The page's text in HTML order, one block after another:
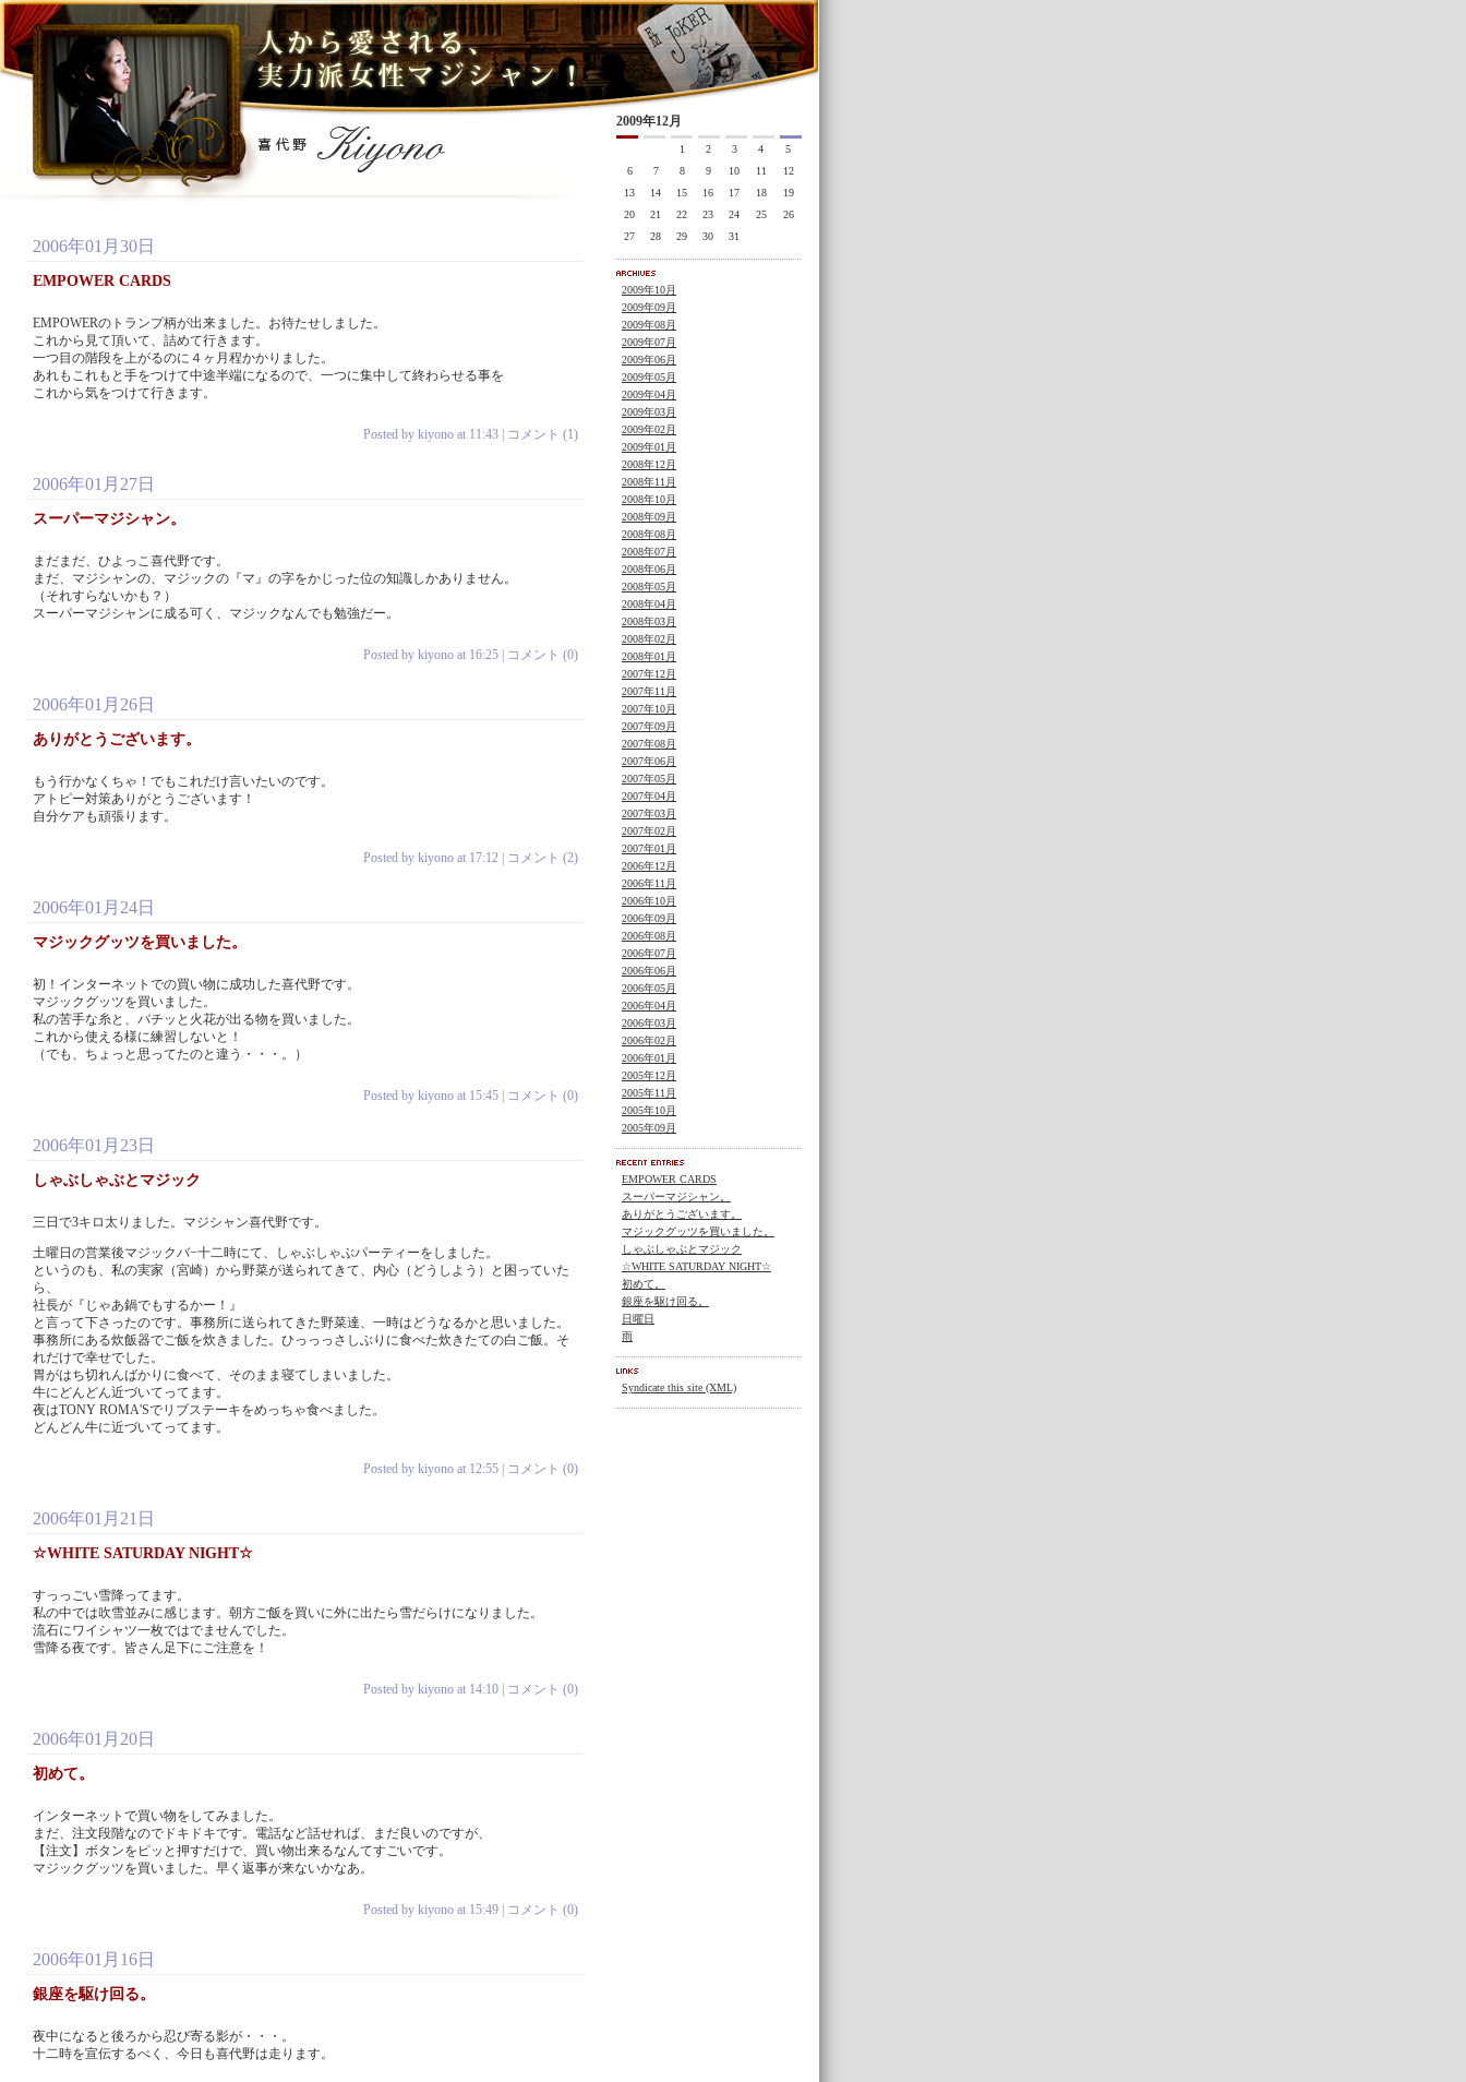
2006年01月30日
EMPOWER CARDS
EMPOWERのトランプ柄が出来ました。お待たせしました。
これから見て頂いて、詰めて行きます。
一つ目の階段を上がるのに４ヶ月程かかりました。
あれもこれもと手をつけて中途半端になるので、一つに集中して終わらせる事を
これから気をつけて行きます。
Posted by kiyono at 11:43 | コメント (1)
2006年01月27日
スーパーマジシャン。
まだまだ、ひよっこ喜代野です。
まだ、マジシャンの、マジックの『マ』の字をかじった位の知識しかありません。
（それすらないかも？）
スーパーマジシャンに成る可く、マジックなんでも勉強だー。
Posted by kiyono at 16:25 | コメント (0)
2006年01月26日
ありがとうございます。
もう行かなくちゃ！でもこれだけ言いたいのです。
アトピー対策ありがとうございます！
自分ケアも頑張ります。
Posted by kiyono at 17:12 | コメント (2)
2006年01月24日
マジックグッツを買いました。
初！インターネットでの買い物に成功した喜代野です。
マジックグッツを買いました。
私の苦手な糸と、バチッと火花が出る物を買いました。
これから使える様に練習しないと！
（でも、ちょっと思ってたのと違う・・・。）
Posted by kiyono at 15:45 | コメント (0)
2006年01月23日
しゃぶしゃぶとマジック
三日で3キロ太りました。マジシャン喜代野です。
土曜日の営業後マジックバ−十二時にて、しゃぶしゃぶパーティーをしました。
というのも、私の実家（宮崎）から野菜が送られてきて、内心（どうしよう）と困っていた
ら、
社長が『じゃあ鍋でもするかー！』
と言って下さったのです。事務所に送られてきた野菜達、一時はどうなるかと思いました。
事務所にある炊飯器でご飯を炊きました。ひっっっさしぶりに食べた炊きたての白ご飯。そ
れだけで幸せでした。
胃がはち切れんばかりに食べて、そのまま寝てしまいました。
牛にどんどん近づいてってます。
夜はTONY ROMA'Sでリブステーキをめっちゃ食べました。
どんどん牛に近づいてってます。
Posted by kiyono at 12:55 | コメント (0)
2006年01月21日
☆WHITE SATURDAY NIGHT☆
すっっごい雪降ってます。
私の中では吹雪並みに感じます。朝方ご飯を買いに外に出たら雪だらけになりました。
流石にワイシャツ一枚ではでませんでした。
雪降る夜です。皆さん足下にご注意を！
Posted by kiyono at 14:10 | コメント (0)
2006年01月20日
初めて。
インターネットで買い物をしてみました。
まだ、注文段階なのでドキドキです。電話など話せれば、まだ良いのですが、
【注文】ボタンをピッと押すだけで、買い物出来るなんてすごいです。
マジックグッツを買いました。早く返事が来ないかなあ。
Posted by kiyono at 15:49 | コメント (0)
2006年01月16日
銀座を駆け回る。
夜中になると後ろから忍び寄る影が・・・。
十二時を宣伝するべく、今日も喜代野は走ります。
2009年12月
1 2 3 4
5
6
7 8 9 10 11
12
13
14 15 16 17 18
19
20
21 22 23 24 25
26
27
28 29 30 31
2009年10月
2009年09月
2009年08月
2009年07月
2009年06月
2009年05月
2009年04月
2009年03月
2009年02月
2009年01月
2008年12月
2008年11月
2008年10月
2008年09月
2008年08月
2008年07月
2008年06月
2008年05月
2008年04月
2008年03月
2008年02月
2008年01月
2007年12月
2007年11月
2007年10月
2007年09月
2007年08月
2007年06月
2007年05月
2007年04月
2007年03月
2007年02月
2007年01月
2006年12月
2006年11月
2006年10月
2006年09月
2006年08月
2006年07月
2006年06月
2006年05月
2006年04月
2006年03月
2006年02月
2006年01月
2005年12月
2005年11月
2005年10月
2005年09月
EMPOWER CARDS
スーパーマジシャン。
ありがとうございます。
マジックグッツを買いました。
しゃぶしゃぶとマジック
☆WHITE SATURDAY NIGHT☆
初めて。
銀座を駆け回る。
日曜日
雨
Syndicate this site (XML)